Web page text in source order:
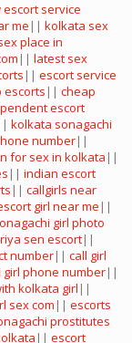
escort service
me || kolkata sex
place in
|| latest sex
|| escort service
escorts || cheap
escort
kolkata sonagachi
number||
for sex in kolkata ||
|| indian escort
|| callgirls near
girl near me ||
girl photo
riya sen escort||
number|| call girl
phone number||
kolkata girl ||
sex com || escorts
prostitutes
|| escort